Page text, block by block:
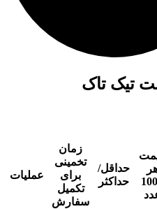
تیک تاک
حداقل/
حداکثر
زمان
تخمینی
برای
تکمیل
سفارش
عملیات